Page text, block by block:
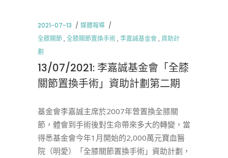
2021-07-13
媒體報導
全膝關節,全膝關節置換手術,李嘉誠基金會,資助計
劃
13/07/2021: 李嘉誠基金會「全膝
關節置換手術」資助計劃第二期
基金會李嘉誠主席於2007年曾置換全膝關
節，體會到手術後對生命帶來多大的轉變，當
得悉基金會今年1月開始的2,000萬元寶血醫
院（明愛）「全膝關節置換手術」資助計劃，